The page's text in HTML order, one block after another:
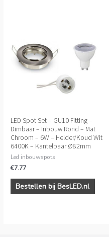
LED Spot Set – GU10 Fitting –
Dimbaar – Inbouw Rond – Mat
Chroom – 6W – Helder/Koud Wit
6400K – Kantelbaar Ø82mm
Led inbouwspots
€7.77
Bestellen bij BesLED.nl